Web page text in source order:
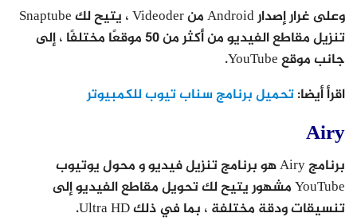
وعلى غرار إصدار Android من Videoder ، يتيح لك Snaptube
تنزيل مقاطع الفيديو من أكثر من 50 موقعًا مختلفًا ، إلى
جانب موقع YouTube.
اقرأ أيضا:تحميل برنامج سناب تيوب للكمبيوتر
Airy
برنامج Airy هو برنامج تنزيل فيديو و محول يوتيوب
YouTube مشهور يتيح لك تحويل مقاطع الفيديو إلى
تنسيقات ودقة مختلفة ، بما في ذلك Ultra HD.